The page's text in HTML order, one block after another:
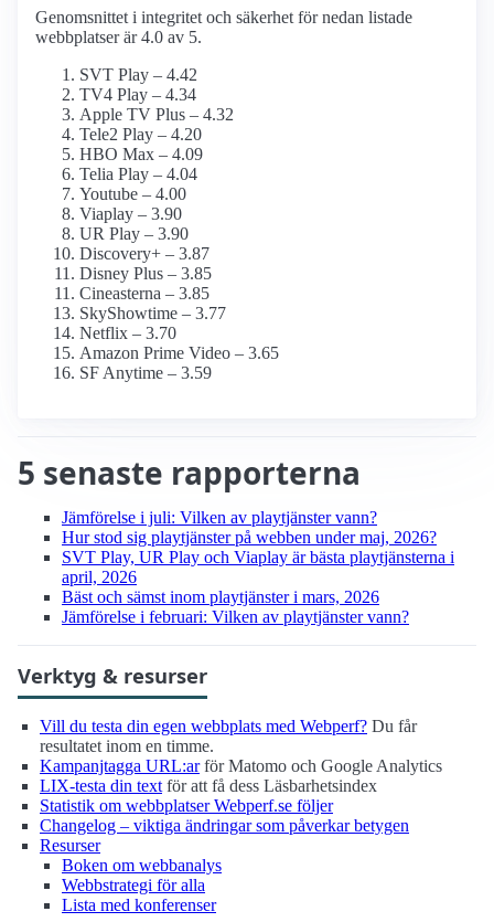
Genomsnittet i integritet och säkerhet för nedan listade
webbplatser är 4.0 av 5.
SVT Play – 4.42
TV4 Play – 4.34
Apple TV Plus – 4.32
Tele2 Play – 4.20
HBO Max – 4.09
Telia Play – 4.04
Youtube – 4.00
Viaplay – 3.90
UR Play – 3.90
Discovery+ – 3.87
Disney Plus – 3.85
Cineasterna – 3.85
SkyShowtime – 3.77
Netflix – 3.70
Amazon Prime Video – 3.65
SF Anytime – 3.59
5 senaste rapporterna
Jämförelse i juli: Vilken av playtjänster vann?
Hur stod sig playtjänster på webben under maj, 2026?
SVT Play, UR Play och Viaplay är bästa playtjänsterna i
april, 2026
Bäst och sämst inom playtjänster i mars, 2026
Jämförelse i februari: Vilken av playtjänster vann?
Verktyg & resurser
Vill du testa din egen webbplats med Webperf? Du får
resultatet inom en timme.
Kampanjtagga URL:arför Matomo och Google Analytics
LIX-testa din text för att få dess Läsbarhetsindex
Statistik om webbplatser Webperf.se följer
Changelog – viktiga ändringar som påverkar betygen
Resurser
Boken om webbanalys
Webbstrategi för alla
Lista med konferenser